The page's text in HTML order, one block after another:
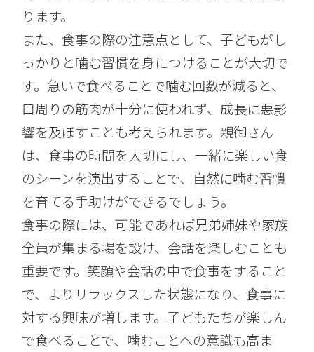
ります。
また、食事の際の注意点として、子どもがし
っかりと噛む習慣を身につけることが大切で
す。急いで食べることで噛む回数が減ると、
口周りの筋肉が十分に使われず、成長に悪影
響を及ぼすことも考えられます。親御さん
は、食事の時間を大切にし、一緒に楽しい食
のシーンを演出することで、自然に噛む習慣
を育てる手助けができるでしょう。
食事の際には、可能であれば兄弟姉妹や家族
全員が集まる場を設け、会話を楽しむことも
重要です。笑顔や会話の中で食事をすること
で、よりリラックスした状態になり、食事に
対する興味が増します。子どもたちが楽しん
で食べることで、噛むことへの意識も高ま